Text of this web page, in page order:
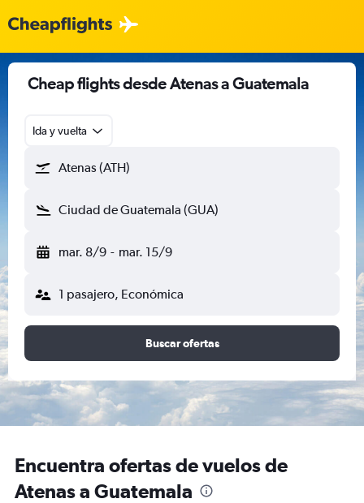
Cheap flights desde Atenas a Guatemala
Ida y vuelta
Atenas (ATH)
Ciudad de Guatemala (GUA)
mar. 8/9 - mar. 15/9
1 pasajero, Económica
Buscar ofertas
Encuentra ofertas de vuelos de
Atenas a Guatemala